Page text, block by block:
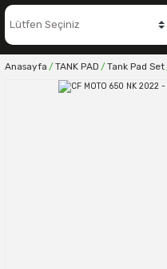
Anasayfa TANK PAD Tank Pad Set